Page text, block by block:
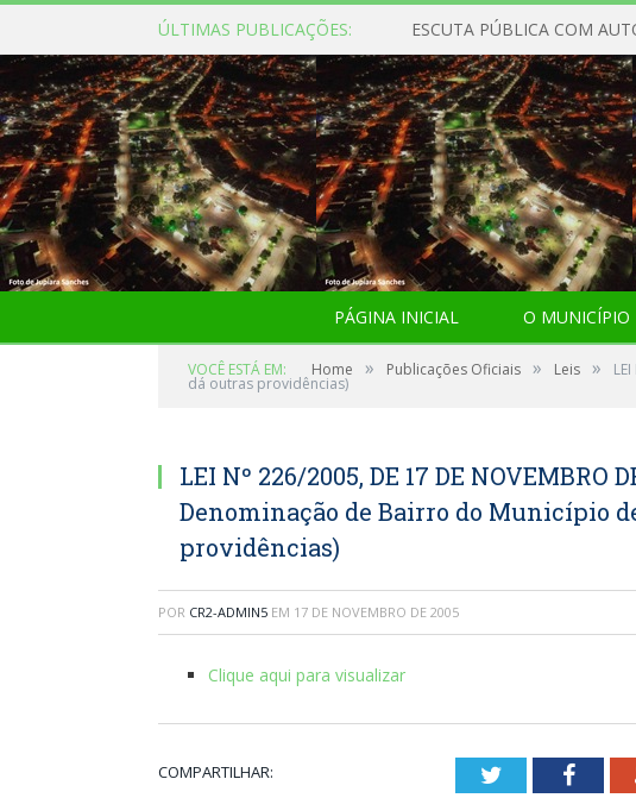
ÚLTIMAS PUBLICAÇÕES: ESCUTA PÚBLICA COM
PÁGINA INICIAL O MUNICÍPIO
VOCÊ ESTÁ EM: Home » Publicações Oficiais » Leis »
dá outras providências)
LEI Nº 226/2005, DE 17 DE NOVEMBRO
Denominação de Bairro do Município
providências)
POR CR2-ADMIN5 EM 17 DE NOVEMBRO DE 2005
Clique aqui para visualizar
COMPARTILHAR: Twitter